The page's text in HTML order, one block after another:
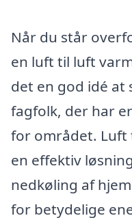
Når du står
en luft til luft
det en god idé at
fagfolk, der har
for området.
en effektiv
nedkøling af
for betydelige